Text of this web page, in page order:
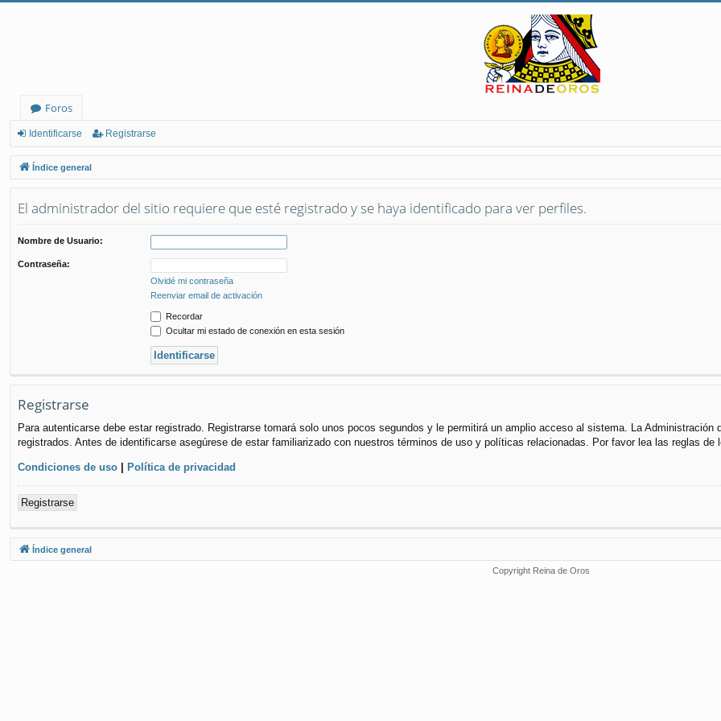
Foros
Identificarse Registrarse
Índice general
El administrador del sitio requiere que esté registrado y se haya identificado para ver perfiles.
Nombre de Usuario:
Contraseña:
Olvidé mi contraseña
Reenviar email de activación
Recordar
Ocultar mi estado de conexión en esta sesión
Registrarse
Para autenticarse debe estar registrado. Registrarse tomará solo unos pocos segundos y le permitirá un amplio acceso al sistema. La
registrados. Antes de identificarse asegúrese de estar familiarizado con nuestros términos de uso y políticas relacionadas. Por favor lea las reglas de
Condiciones de uso | Política de privacidad
Registrarse
Índice general
Copyright Reina de Oros